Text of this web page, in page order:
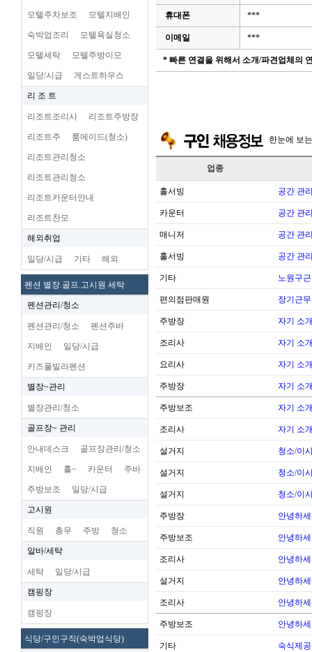
모텔주차보조 모텔지배인
숙박업조리 모텔욕실청소
모텔세탁 모텔주방이모
일당/시급 게스트하우스
리 조 트
리조트조리사 리조트주방장
리조트주 룸메이드(청소)
리조트관리청소
리조트관리청소
리조트카운터안내
리조트찬모
해외취업
일당/시급 기타 해외
펜션 별장.골프.고시원 세탁
펜션관리/청소
펜션관리/청소 펜션주바
지배인 일당/시급
키즈풀빌라펜션
별장~관리
별장관리/청소
골프장~ 관리
안내데스크 골프장관리/청소
지배인 홀~ 카운터 주바
주방보조 일당/시급
고시원
직원 총무 주방 청소
알바/세탁
세탁 일당/시급
캠핑장
캠핑장
식당/구인구직(숙박업식당)
휴대폰 ***
이메일 ***
* 빠른 연결을 위해서 소개/파견업체의
한눈에 보
업종
홀서빙 공간 관
카운터 공간 관
매니저 공간 관
홀서빙 공간 관
기타 노원구
편의점판매원 장기근
주방장 자기 소
조리사 자기 소
요리사 자기 소
주방장 자기 소
주방보조 자기 소
조리사 자기 소
설거지 청소/이
설거지 청소/이
설거지 청소/이
주방장 안녕하
주방보조 안녕하
조리사 안녕하
설거지 안녕하
조리사 안녕하
주방보조 안녕하
기타 숙식제